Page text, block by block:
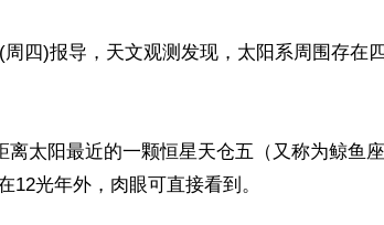
四)报导，天文观测发现，太阳系周围存在
太阳最近的一颗恒星天仓五（又称为鲸鱼